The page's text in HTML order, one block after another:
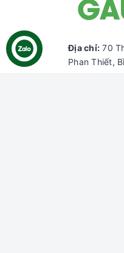
Địa chỉ: 70
Phan Thiết,